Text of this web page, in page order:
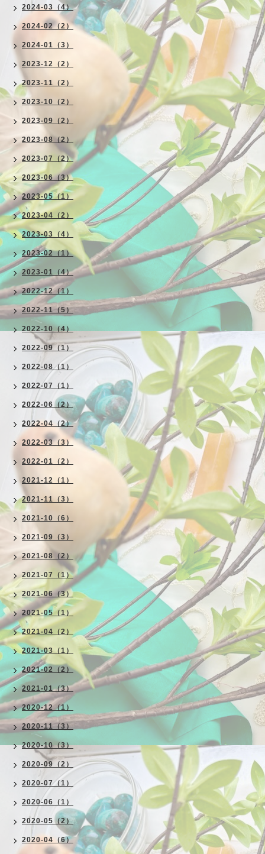
2024-03（4）
2024-02（2）
2024-01（3）
2023-12（2）
2023-11（2）
2023-10（2）
2023-09（2）
2023-08（2）
2023-07（2）
2023-06（3）
2023-05（1）
2023-04（2）
2023-03（4）
2023-02（1）
2023-01（4）
2022-12（1）
2022-11（5）
2022-10（4）
2022-09（1）
2022-08（1）
2022-07（1）
2022-06（2）
2022-04（2）
2022-03（3）
2022-01（2）
2021-12（1）
2021-11（3）
2021-10（6）
2021-09（3）
2021-08（2）
2021-07（1）
2021-06（3）
2021-05（1）
2021-04（2）
2021-03（1）
2021-02（2）
2021-01（3）
2020-12（1）
2020-11（3）
2020-10（3）
2020-09（2）
2020-07（1）
2020-06（1）
2020-05（2）
2020-04（6）